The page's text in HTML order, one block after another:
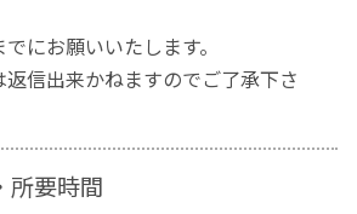
にお願いいたします。
信出来かねますのでご了承下さ
所要時間